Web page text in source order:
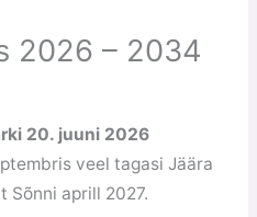
2026 – 2034
20. juuni 2026
veel tagasi Jäära
Sõnni aprill 2027.